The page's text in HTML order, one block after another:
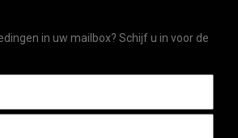
in uw mailbox? Schijf u in voor de